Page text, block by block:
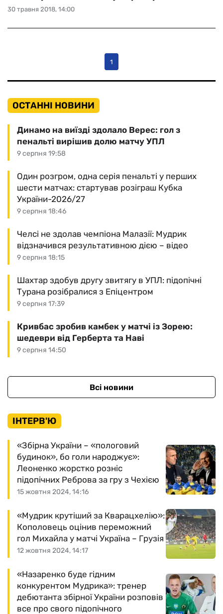
30 травня 2018, 14:00
1
ОСТАННІ НОВИНИ
9 серпня 19:58
Динамо на виїзді здолало Верес: гол з
пенальті вирішив долю матчу УПЛ
9 серпня 18:46
Один розгром, одна серія пенальті у перших
шести матчах: стартував розіграш Кубка
України-2026/27
9 серпня 18:15
Челсі не здолав чемпіона Малазії: Мудрик
відзначився результативною дією – відео
9 серпня 17:39
Шахтар здобув другу звитягу в УПЛ: підопічні
Турана розібралися з Епіцентром
9 серпня 14:50
Кривбас зробив камбек у матчі із Зорею:
шедеври від Герберта та Наві
Всі новини
ІНТЕРВ'Ю
15 жовтня 2024, 14:16
«Збірна України – «пологовий
будинок», бо голи народжує»:
Леоненко жорстко розніс
підопічних Реброва за гру з Чехією
12 жовтня 2024, 14:17
«Мудрик крутіший за Кварацхелію»:
Кополовець оцінив переможний
гол Михайла у матчі Україна – Грузія
«Назаренко буде гідним
конкурентом Мудрика»: тренер
дебютанта збірної України розповів
все про свого підопічного